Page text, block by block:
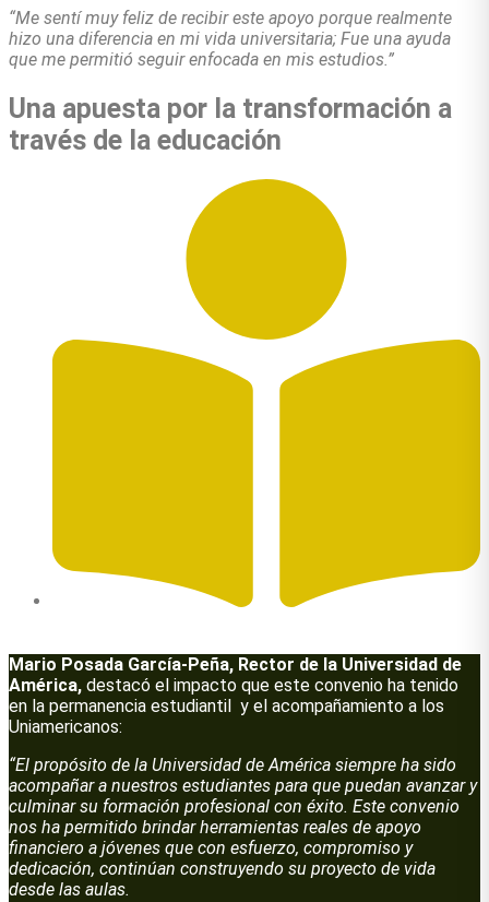
“Me sentí muy feliz de recibir este apoyo porque realmente
hizo una diferencia en mi vida universitaria; Fue una ayuda
que me permitió seguir enfocada en mis estudios.”
Una apuesta por la transformación a
través de la educación
Mario Posada García-Peña, Rector de la Universidad de
América, destacó el impacto que este convenio ha tenido
en la permanencia estudiantil y el acompañamiento a los
Uniamericanos:
“El propósito de la Universidad de América siempre ha sido
acompañar a nuestros estudiantes para que puedan avanzar y
culminar su formación profesional con éxito. Este convenio
nos ha permitido brindar herramientas reales de apoyo
financiero a jóvenes que con esfuerzo, compromiso y
dedicación, continúan construyendo su proyecto de vida
desde las aulas.